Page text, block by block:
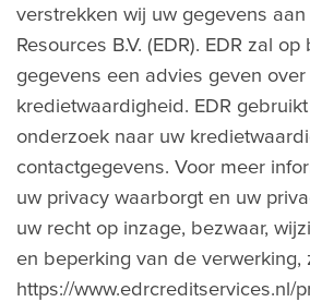
verstrekken wij uw gegevens
Resources B.V. (EDR). EDR zal
gegevens een advies geven
kredietwaardigheid. EDR
onderzoek naar uw
contactgegevens. Voor meer
uw privacy waarborgt en uw
uw recht op inzage, bezwaar,
en beperking van de verwerking,
https://www.edrcreditservices.nl/